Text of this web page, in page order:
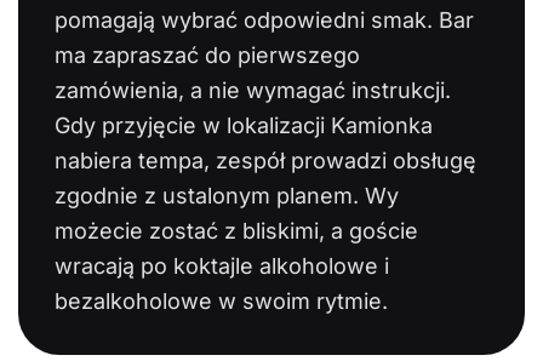
pomagają wybrać odpowiedni smak. Bar
ma zapraszać do pierwszego
zamówienia, a nie wymagać instrukcji.
Gdy przyjęcie w lokalizacji Kamionka
nabiera tempa, zespół prowadzi obsługę
zgodnie z ustalonym planem. Wy
możecie zostać z bliskimi, a goście
wracają po koktajle alkoholowe i
bezalkoholowe w swoim rytmie.